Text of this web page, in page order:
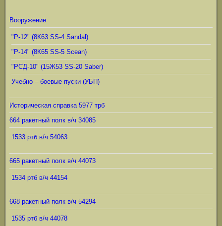
Вооружение
"Р-12" (8К63 SS-4 Sandal)
"Р-14" (8К65 SS-5 Scean)
"РСД-10" (15Ж53 SS-20 Saber)
Учебно – боевые пуски (УБП)
Историческая справка 5977 трб
664 ракетный полк в/ч 34085
1533 ртб в/ч 54063
665 ракетный полк в/ч 44073
1534 ртб в/ч 44154
668 ракетный полк в/ч 54294
1535 ртб в/ч 44078